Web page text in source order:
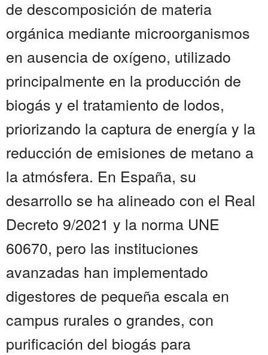
de descomposición de materia
orgánica mediante microorganismos
en ausencia de oxígeno, utilizado
principalmente en la producción de
biogás y el tratamiento de lodos,
priorizando la captura de energía y la
reducción de emisiones de metano a
la atmósfera. En España, su
desarrollo se ha alineado con el Real
Decreto 9/2021 y la norma UNE
60670, pero las instituciones
avanzadas han implementado
digestores de pequeña escala en
campus rurales o grandes, con
purificación del biogás para